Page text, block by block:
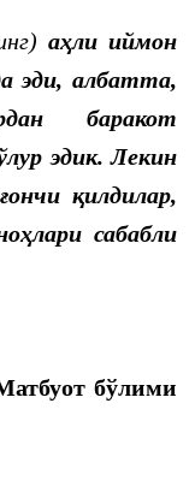
аҳли иймон
эди, албатта,
баракот
эдик. Лекин
қилдилар,
сабабли
бўлими